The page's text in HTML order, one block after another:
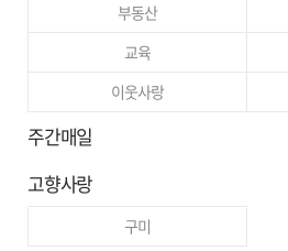
부동산
교육
이웃사랑
주간매일
고향사랑
구미